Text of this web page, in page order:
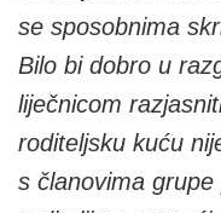
se sposobnima
Bilo bi dobro u
liječnicom
roditeljsku kuću
s članovima